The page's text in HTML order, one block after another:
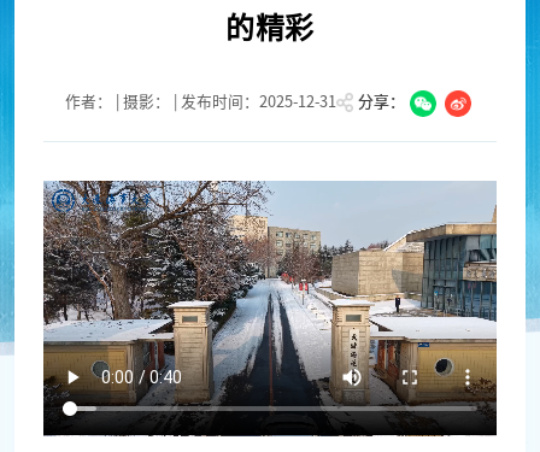
的精彩
作者： | 摄影： | 发布时间：2025-12-31 分享：